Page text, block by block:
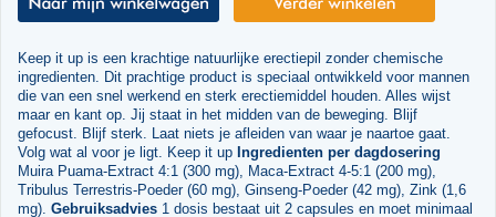
Keep it up is een krachtige natuurlijke erectiepil zonder chemische
ingredienten. Dit prachtige product is speciaal ontwikkeld voor mannen
die van een snel werkend en sterk erectiemiddel houden. Alles wijst
maar en kant op. Jij staat in het midden van de beweging. Blijf
gefocust. Blijf sterk. Laat niets je afleiden van waar je naartoe gaat.
Volg wat al voor je ligt. Keep it up Ingredienten per dagdosering
Muira Puama-Extract 4:1 (300 mg), Maca-Extract 4-5:1 (200 mg),
Tribulus Terrestris-Poeder (60 mg), Ginseng-Poeder (42 mg), Zink (1,6
mg). Gebruiksadvies1 dosis bestaat uit 2 capsules en moet minimaal